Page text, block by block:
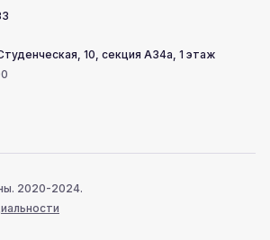
10, секция А34а, 1 этаж
2020-2024.